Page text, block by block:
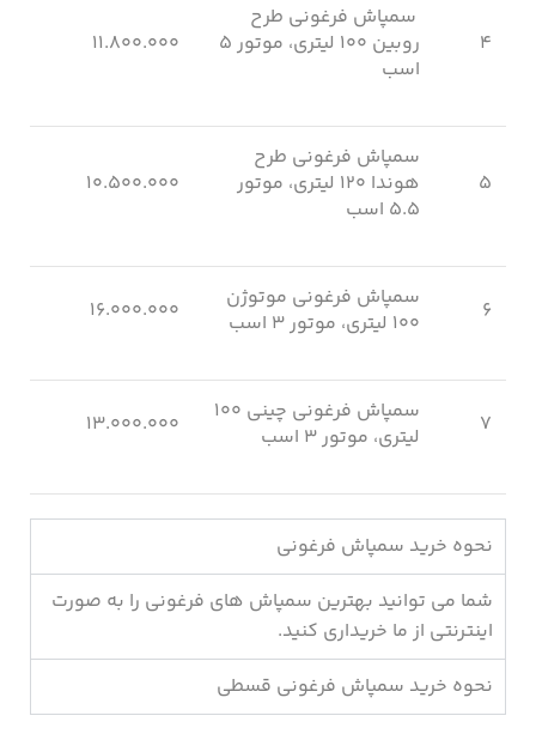
۴
سمپاش فرغونی طرح
روبین ۱۰۰ لیتری، موتور ۵
اسب
۱۱.۸۰۰.۰۰۰
۵
سمپاش فرغونی طرح
هوندا ۱۲۰ لیتری، موتور
۵.۵ اسب
۱۰.۵۰۰.۰۰۰
۶
سمپاش فرغونی موتوژن
۱۰۰ لیتری، موتور ۳ اسب
۱۶.۰۰۰.۰۰۰
۷
سمپاش فرغونی چینی ۱۰۰
لیتری، موتور ۳ اسب
۱۳.۰۰۰.۰۰۰
نحوه خرید سمپاش فرغونی
شما می توانید بهترین سمپاش های فرغونی را به صورت
اینترنتی از ما خریداری کنید.
نحوه خرید سمپاش فرغونی قسطی